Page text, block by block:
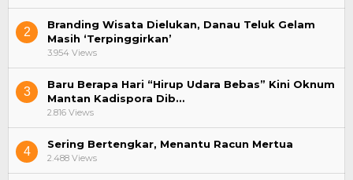
2
Branding Wisata Dielukan, Danau Teluk Gelam
Masih ‘Terpinggirkan’
3.954 Views
3
Baru Berapa Hari “Hirup Udara Bebas” Kini Oknum
Mantan Kadispora Dib…
2.816 Views
4
Sering Bertengkar, Menantu Racun Mertua
2.488 Views